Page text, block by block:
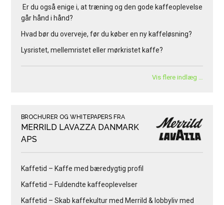
Er du også enige i, at træning og den gode kaffeoplevelse
går hånd i hånd?
Hvad bør du overveje, før du køber en ny kaffeløsning?
Lysristet, mellemristet eller mørkristet kaffe?
Vis flere indlæg …
BROCHURER OG WHITEPAPERS FRA
MERRILD LAVAZZA DANMARK
APS
Kaffetid – Kaffe med bæredygtig profil
Kaffetid – Fuldendte kaffeoplevelser
Kaffetid – Skab kaffekultur med Merrild & lobbyliv med